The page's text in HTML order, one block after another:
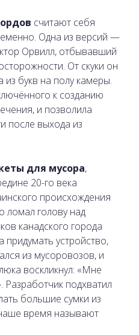
считают себя
Одна из версий —
Орвилл, отбывавший
От скуки он
из букв на полу камеры.
к созданию
и позволила
после выхода из
для мусора,
20-го века
происхождения
ломал голову над
канадского города
устройство,
из мусоровозов, и
воскликнул: «Мне
Разработчик подхватил
большие сумки из
время называют